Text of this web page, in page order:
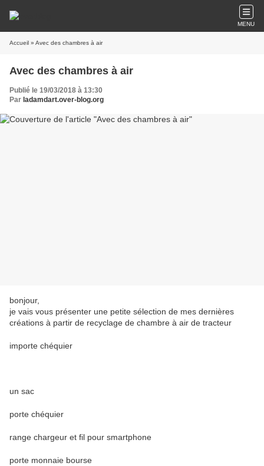
MENU
Accueil » Avec des chambres à air
Avec des chambres à air
Publié le 19/03/2018 à 13:30
Par ladamdart.over-blog.org
bonjour,
je vais vous présenter une petite sélection de mes dernières
créations à partir de recyclage de chambre à air de tracteur
importe chéquier
un sac
porte chéquier
range chargeur et fil pour smartphone
porte monnaie bourse